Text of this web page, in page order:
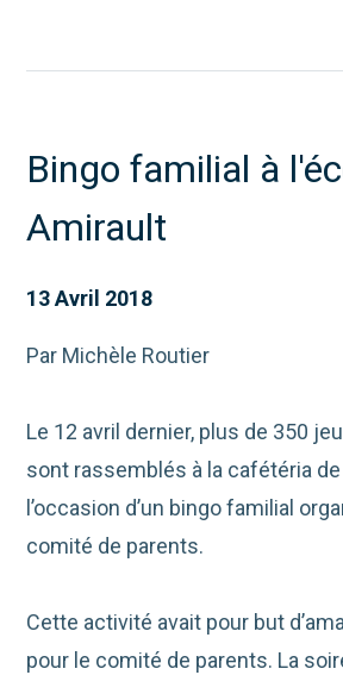
Bingo familial à
Amirault
13 Avril 2018
Par Michèle Routier
Le 12 avril dernier, plus de 350
sont rassemblés à la cafétéria de
l’occasion d’un bingo familial
comité de parents.
Cette activité avait pour but
pour le comité de parents. La